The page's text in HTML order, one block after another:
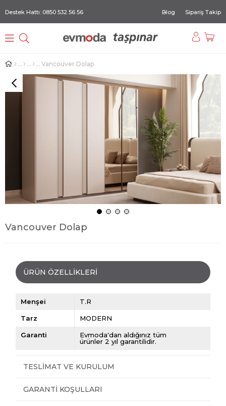
Destek Hattı: 0850 532 56 56 Blog Sipariş Takip
Vancouver Dolap
Vancouver Dolap
ÜRÜN ÖZELLIKLERI
Menşei T.R
Tarz MODERN
Garanti
Evmoda'dan aldığınız tüm
ürünler 2 yıl garantilidir.
TESLIMAT VE KURULUM
GARANTI KOŞULLARI